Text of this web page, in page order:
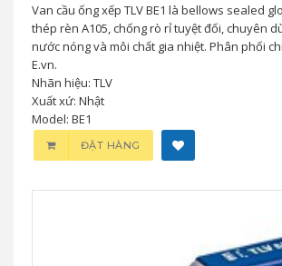
Van cầu ống xếp TLV BE1 là bellows sealed
thép rèn A105, chống rò rỉ tuyệt đối, chuyên
nước nóng và môi chất gia nhiệt. Phân phối
E.vn.
Nhãn hiệu: TLV
Xuất xứ: Nhật
Model: BE1
ĐẶT HÀNG